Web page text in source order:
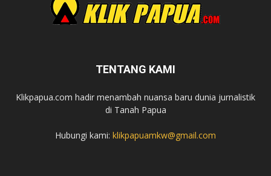
TENTANG KAMI
Klikpapua.com hadir menambah nuansa baru dunia jurnalistik
di Tanah Papua
Hubungi kami: klikpapuamkw@gmail.com